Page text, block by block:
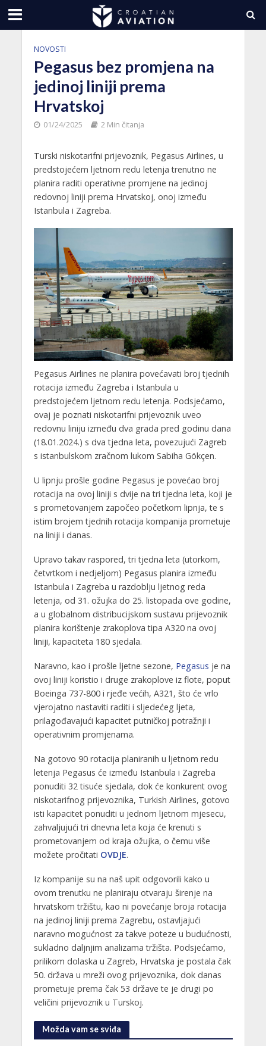
NOVOSTI
Pegasus bez promjena na
jedinoj liniji prema
Hrvatskoj
01/24/2025 2 Min čitanja
Turski niskotarifni prijevoznik, Pegasus Airlines, u
predstojećem ljetnom redu letenja trenutno ne
planira raditi operativne promjene na jedinoj
redovnoj liniji prema Hrvatskoj, onoj između
Istanbula i Zagreba.
Pegasus Airlines ne planira povećavati broj tjednih
rotacija između Zagreba i Istanbula u
predstojećem ljetnom redu letenja. Podsjećamo,
ovaj je poznati niskotarifni prijevoznik uveo
redovnu liniju između dva grada pred godinu dana
(18.01.2024.) s dva tjedna leta, povezujući Zagreb
s istanbulskom zračnom lukom Sabiha Gökçen.
U lipnju prošle godine Pegasus je povećao broj
rotacija na ovoj liniji s dvije na tri tjedna leta, koji je
s prometovanjem započeo početkom lipnja, te s
istim brojem tjednih rotacija kompanija prometuje
na liniji i danas.
Upravo takav raspored, tri tjedna leta (utorkom,
četvrtkom i nedjeljom) Pegasus planira između
Istanbula i Zagreba u razdoblju ljetnog reda
letenja, od 31. ožujka do 25. listopada ove godine,
a u globalnom distribucijskom sustavu prijevoznik
planira korištenje zrakoplova tipa A320 na ovoj
liniji, kapaciteta 180 sjedala.
Naravno, kao i prošle ljetne sezone, Pegasus je na
ovoj liniji koristio i druge zrakoplove iz flote, poput
Boeinga 737-800 i rjeđe većih, A321, što će vrlo
vjerojatno nastaviti raditi i sljedećeg ljeta,
prilagođavajući kapacitet putničkoj potražnji i
operativnim promjenama.
Na gotovo 90 rotacija planiranih u ljetnom redu
letenja Pegasus će između Istanbula i Zagreba
ponuditi 32 tisuće sjedala, dok će konkurent ovog
niskotarifnog prijevoznika, Turkish Airlines, gotovo
isti kapacitet ponuditi u jednom ljetnom mjesecu,
zahvaljujući tri dnevna leta koja će krenuti s
prometovanjem od kraja ožujka, o čemu više
možete pročitati OVDJE.
Iz kompanije su na naš upit odgovorili kako u
ovom trenutku ne planiraju otvaraju širenje na
hrvatskom tržištu, kao ni povećanje broja rotacija
na jedinoj liniji prema Zagrebu, ostavljajući
naravno mogućnost za takve poteze u budućnosti,
sukladno daljnjim analizama tržišta. Podsjećamo,
prilikom dolaska u Zagreb, Hrvatska je postala čak
50. država u mreži ovog prijevoznika, dok danas
prometuje prema čak 53 države te je drugi po
veličini prijevoznik u Turskoj.
Možda vam se sviđa